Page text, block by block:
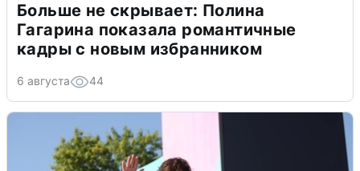
Больше не скрывает: Полина
Гагарина показала романтичные
кадры с новым избранником
6 августа 44